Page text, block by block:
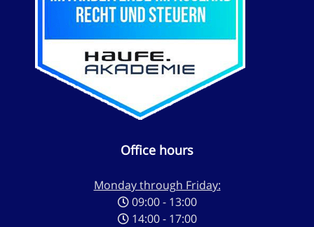
Office hours
Monday through Friday:
09:00 - 13:00
14:00 - 17:00